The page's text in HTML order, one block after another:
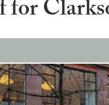
for